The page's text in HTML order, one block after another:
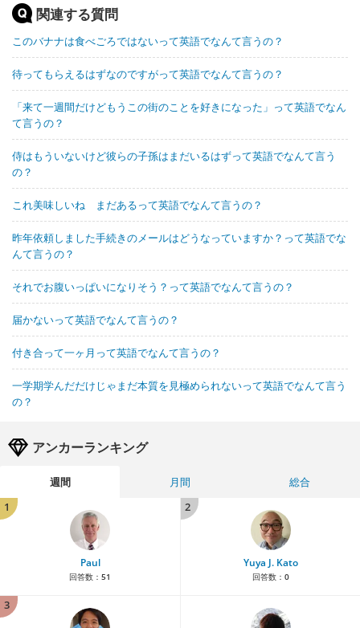
関連する質問
このバナナは食べごろではないって英語でなんて言うの？
待ってもらえるはずなのですがって英語でなんて言うの？
「来て一週間だけどもうこの街のことを好きになった」って英語でなん
て言うの？
侍はもういないけど彼らの子孫はまだいるはずって英語でなんて言う
の？
これ美味しいね まだあるって英語でなんて言うの？
昨年依頼しました手続きのメールはどうなっていますか？って英語でな
んて言うの？
それでお腹いっぱいになりそう？って英語でなんて言うの？
届かないって英語でなんて言うの？
付き合って一ヶ月って英語でなんて言うの？
一学期学んだだけじゃまだ本質を見極められないって英語でなんて言う
の？
アンカーランキング
週間 月間
総合
1
Paul
回答数： 51
2
Yuya J. Kato
回答数： 0
3